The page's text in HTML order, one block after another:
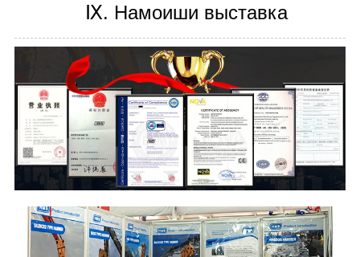
Ⅸ. Намоиши выставка